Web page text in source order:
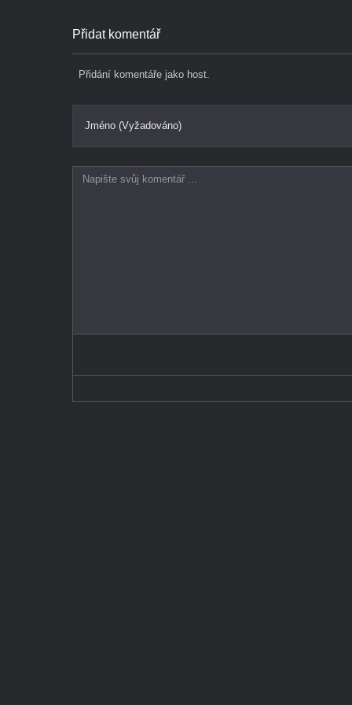
Přidat komentář
Přidání komentáře jako host.
Jméno (Vyžadováno)